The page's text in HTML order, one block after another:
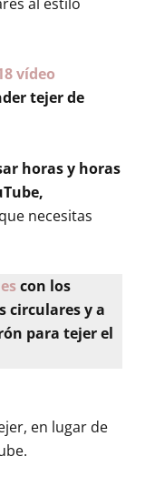
vídeo
tejer de
horas y horas
necesitas
con los
circulares y a
para tejer el
en lugar de